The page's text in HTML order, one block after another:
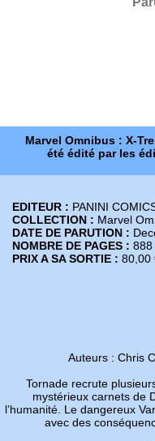
Marvel Omnibus : X-
été édité par les
EDITEUR : PANINI
COLLECTION : Marvel
DATE DE PARUTION :
NOMBRE DE PAGES : 888
PRIX A SA SORTIE : 80,00
Auteurs : Chris
Tornade recrute
mystérieux carnets de
l’humanité. Le dangereux
avec des